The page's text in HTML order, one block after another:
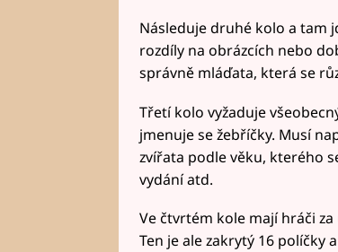
Následuje druhé kolo a tam
rozdíly na obrázcích nebo
správně mláďata, která se
Třetí kolo vyžaduje
jmenuje se žebříčky. Musí
zvířata podle věku, kterého
vydání atd.
Ve čtvrtém kole mají hráči
Ten je ale zakrytý 16 políčky